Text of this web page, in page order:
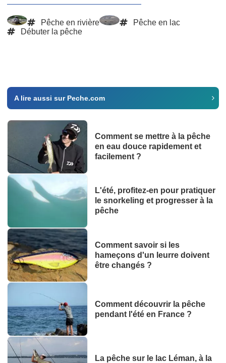
Pêche en rivière
Pêche en lac
Débuter la pêche
A lire aussi sur Peche.com
Comment se mettre à la pêche
en eau douce rapidement et
facilement ?
L'été, profitez-en pour pratiquer
le snorkeling et progresser à la
pêche
Comment savoir si les
hameçons d'un leurre doivent
être changés ?
Comment découvrir la pêche
pendant l'été en France ?
La pêche sur le lac Léman, à la